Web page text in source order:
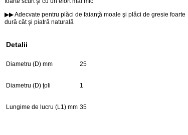
▶▶ Adecvate pentru plăci de faianţă moale şi plăci de gresie foarte
dură cât şi piatră naturală
Detalii
Diametru (D) mm 25
Diametru (D) ţoli 1
Lungime de lucru (L1) mm 35